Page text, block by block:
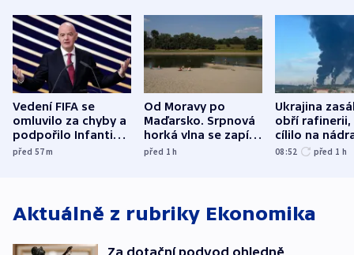
Vedení FIFA se
omluvilo za chyby a
podpořilo Infantina.
UEFA trvá na
před 57m
Od Moravy po
Maďarsko. Srpnová
horká vlna se zapíše
do dějin
před 1h
Ukrajina
obří rafinerii,
cílilo na
autobus
08:52 před 1 h
Aktuálně z rubriky Ekonomika
Za dotační podvod ohledně